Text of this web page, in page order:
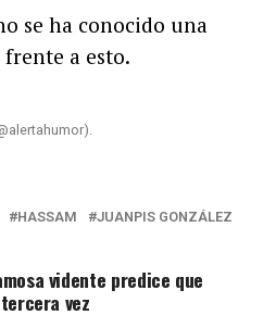
se ha conocido una
frente a esto.
HASSAM JUANPIS GONZÁLEZ
vidente predice que
vez